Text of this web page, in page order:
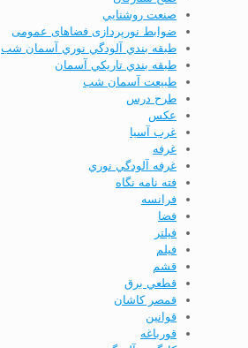
صنعت روشنايي
ضوابط نورپردازی فضاهای عمومی
طبقه بندي آلودگي نوري آسمان شب
طبقه بندي تاريكي آسمان
طبیعت آسمان شب
طرح درس
عكس
غرب آسیا
غرفه
غرفه آلودگي نوري
فته نامه نگاه
فرانسه
فضا
فيلتر
فیلم
قشم
قطعي برق
قمصر كاشان
قوانين
قورباغه